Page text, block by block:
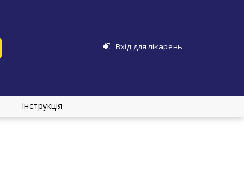
Вхід для лікарень
Інструкція